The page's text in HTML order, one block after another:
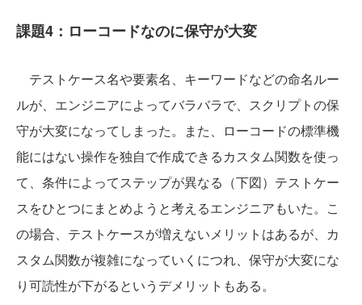
課題4：ローコードなのに保守が大変
テストケース名や要素名、キーワードなどの命名ルー
ルが、エンジニアによってバラバラで、スクリプトの保
守が大変になってしまった。また、ローコードの標準機
能にはない操作を独自で作成できるカスタム関数を使っ
て、条件によってステップが異なる（下図）テストケー
スをひとつにまとめようと考えるエンジニアもいた。こ
の場合、テストケースが増えないメリットはあるが、カ
スタム関数が複雑になっていくにつれ、保守が大変にな
り可読性が下がるというデメリットもある。